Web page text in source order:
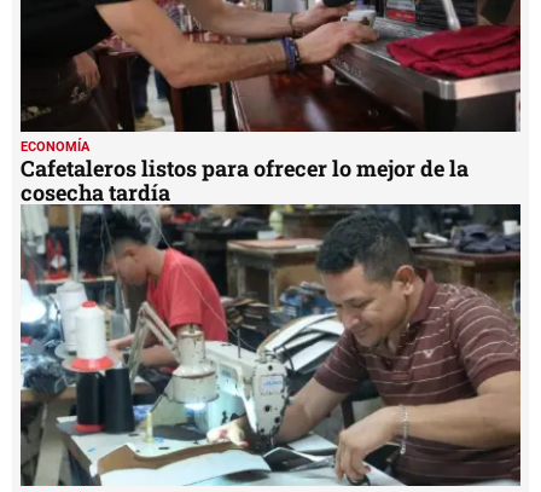
ECONOMÍA
Cafetaleros listos para ofrecer lo mejor de la
cosecha tardía